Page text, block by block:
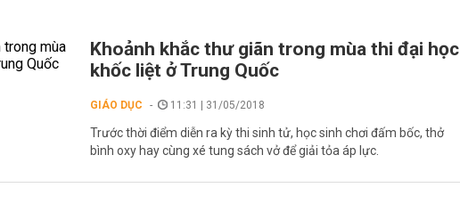
Khoảnh khắc thư giãn trong mùa thi đại học
khốc liệt ở Trung Quốc
GIÁO DỤC 11:31 | 31/05/2018
Trước thời điểm diễn ra kỳ thi sinh tử, học sinh chơi đấm bốc, thở
bình oxy hay cùng xé tung sách vở để giải tỏa áp lực.